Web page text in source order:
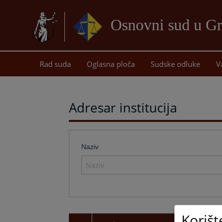
Osnovni sud u
Rad suda Oglasna ploča Sudske odluke
Adresar institucija
Naziv